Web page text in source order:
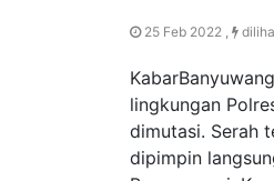
25 Feb 2022 ,
lingkungan
dimutasi. Serah
dipimpin